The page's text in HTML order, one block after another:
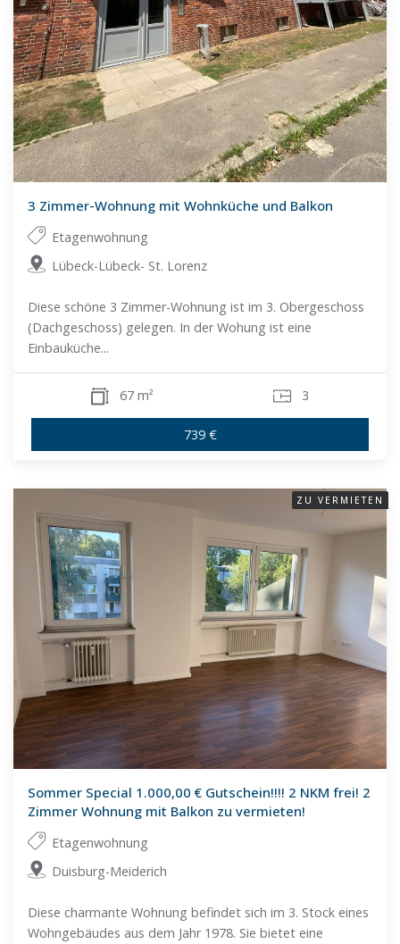
3 Zimmer-Wohnung mit Wohnküche und Balkon
Etagenwohnung
Lübeck-Lübeck- St. Lorenz
Diese schöne 3 Zimmer-Wohnung ist im 3. Obergeschoss
(Dachgeschoss) gelegen. In der Wohung ist eine
Einbauküche...
67 m² 3
739 €
Sommer Special 1.000,00 € Gutschein!!!! 2 NKM frei! 2
Zimmer Wohnung mit Balkon zu vermieten!
Etagenwohnung
Duisburg-Meiderich
Diese charmante Wohnung befindet sich im 3. Stock eines
Wohngebäudes aus dem Jahr 1978. Sie bietet eine
ZU VERMIETEN